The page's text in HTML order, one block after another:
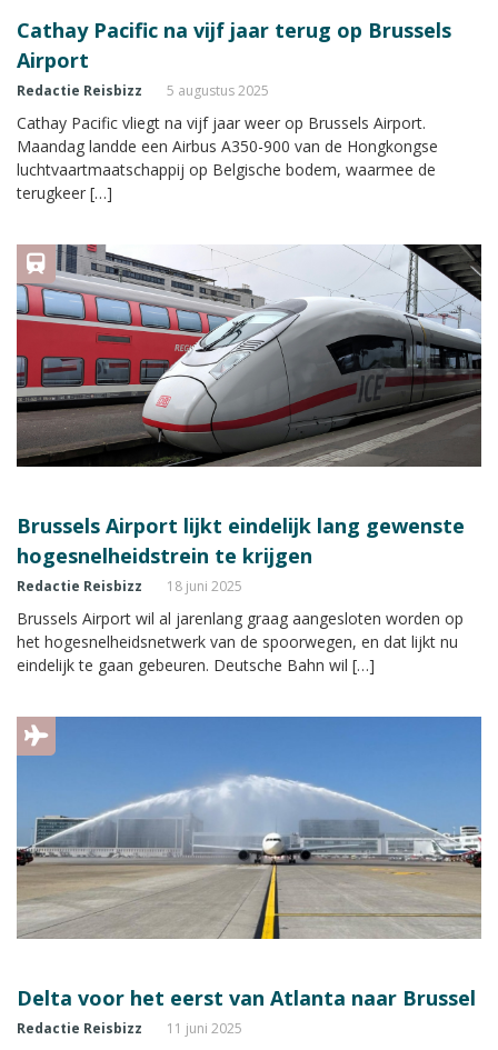
Cathay Pacific na vijf jaar terug op Brussels
Airport
Redactie Reisbizz 5 augustus 2025
Cathay Pacific vliegt na vijf jaar weer op Brussels Airport.
Maandag landde een Airbus A350-900 van de Hongkongse
luchtvaartmaatschappij op Belgische bodem, waarmee de
terugkeer […]
Brussels Airport lijkt eindelijk lang gewenste
hogesnelheidstrein te krijgen
Redactie Reisbizz 18 juni 2025
Brussels Airport wil al jarenlang graag aangesloten worden op
het hogesnelheidsnetwerk van de spoorwegen, en dat lijkt nu
eindelijk te gaan gebeuren. Deutsche Bahn wil […]
Delta voor het eerst van Atlanta naar Brussel
Redactie Reisbizz 11 juni 2025